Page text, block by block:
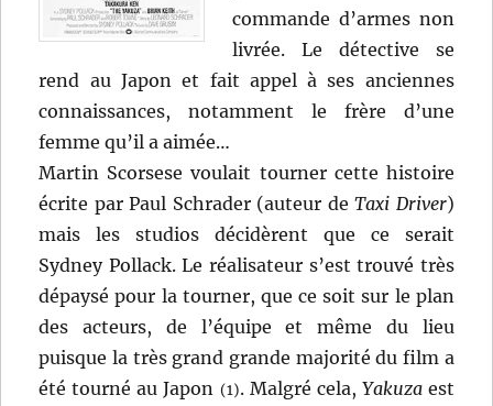
commande d’armes non
livrée. Le détective se
rend au Japon et fait appel à ses anciennes
connaissances, notamment le frère d’une
femme qu’il a aimée…
Martin Scorsese voulait tourner cette histoire
écrite par Paul Schrader (auteur deTaxi Driver)
mais les studios décidèrent que ce serait
Sydney Pollack. Le réalisateur s’est trouvé très
dépaysé pour la tourner, que ce soit sur le plan
des acteurs, de l’équipe et même du lieu
puisque la très grand grande majorité du film a
été tourné au Japon (1). Malgré cela, Yakuzaest